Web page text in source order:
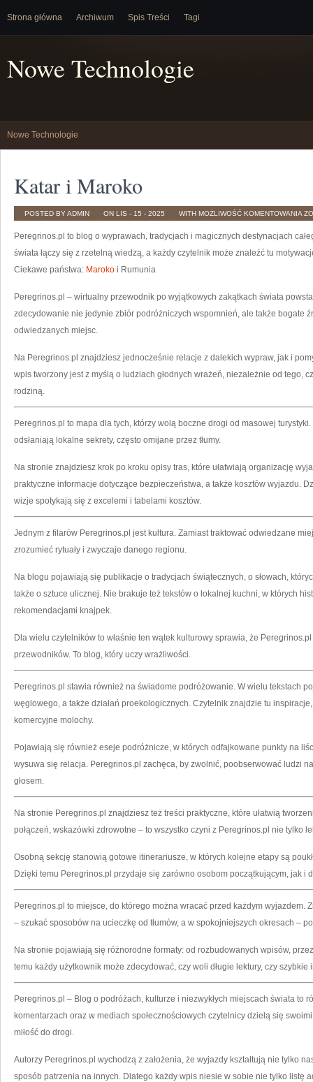
Strona główna Archiwum Spis Treści Tagi
Nowe Technologie
Nowe Technologie
Katar i Maroko
POSTED BY ADMIN ON LIS - 15 - 2025 WITH MOŻLIWOŚĆ KOMENTOWANIA
I
Peregrinos.pl to blog o wyprawach, tradycjach i magicznych destynacjach
świata łączy się z rzetelną wiedzą, a każdy czytelnik może znaleźć tu
Ciekawe państwa: Maroko i Rumunia
Peregrinos.pl – wirtualny przewodnik po wyjątkowych zakątkach świata
zdecydowanie nie jedynie zbiór podróżniczych wspomnień, ale także bogate
odwiedzanych miejsc.
Na Peregrinos.pl znajdziesz jednocześnie relacje z dalekich wypraw, jak i
wpis tworzony jest z myślą o ludziach głodnych wrażeń, niezależnie od tego,
rodziną.
Peregrinos.pl to mapa dla tych, którzy wolą boczne drogi od masowej
odsłaniają lokalne sekrety, często omijane przez tłumy.
Na stronie znajdziesz krok po kroku opisy tras, które ułatwiają organizację
praktyczne informacje dotyczące bezpieczeństwa, a także kosztów wyjazdu.
wizje spotykają się z excelemi i tabelami kosztów.
Jednym z filarów Peregrinos.pl jest kultura. Zamiast traktować odwiedzane
zrozumieć rytuały i zwyczaje danego regionu.
Na blogu pojawiają się publikacje o tradycjach świątecznych, o słowach,
także o sztuce ulicznej. Nie brakuje też tekstów o lokalnej kuchni, w których
rekomendacjami knajpek.
Dla wielu czytelników to właśnie ten wątek kulturowy sprawia, że
przewodników. To blog, który uczy wrażliwości.
Peregrinos.pl stawia również na świadome podróżowanie. W wielu tekstach
węglowego, a także działań proekologicznych. Czytelnik znajdzie tu
komercyjne molochy.
Pojawiają się również eseje podróżnicze, w których odfajkowane punkty na
wysuwa się relacja. Peregrinos.pl zachęca, by zwolnić, poobserwować ludzi
głosem.
Na stronie Peregrinos.pl znajdziesz też treści praktyczne, które ułatwią
połączeń, wskazówki zdrowotne – to wszystko czyni z Peregrinos.pl nie tylko
Osobną sekcję stanowią gotowe itinerariusze, w których kolejne etapy są
Dzięki temu Peregrinos.pl przydaje się zarówno osobom początkującym, jak i
Peregrinos.pl to miejsce, do którego można wracać przed każdym wyjazdem.
– szukać sposobów na ucieczkę od tłumów, a w spokojniejszych okresach –
Na stronie pojawiają się różnorodne formaty: od rozbudowanych wpisów,
temu każdy użytkownik może zdecydować, czy woli długie lektury, czy szybkie
Peregrinos.pl – Blog o podróżach, kulturze i niezwykłych miejscach świata to
komentarzach oraz w mediach społecznościowych czytelnicy dzielą się
miłość do drogi.
Autorzy Peregrinos.pl wychodzą z założenia, że wyjazdy kształtują nie tylko
sposób patrzenia na innych. Dlatego każdy wpis niesie w sobie nie tylko listę